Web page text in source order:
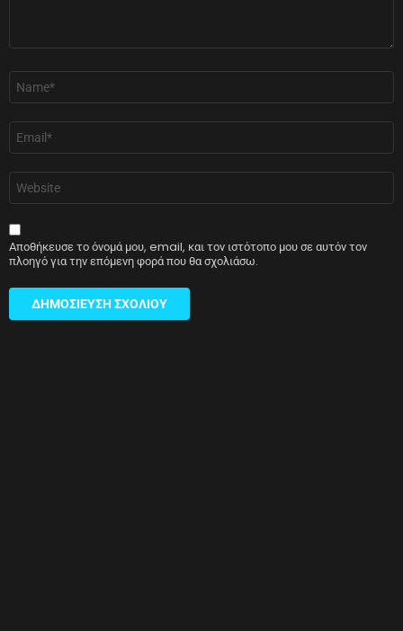
Όνομα
Email
Ιστότοπος
Αποθήκευσε το όνομά μου, email, και τον ιστότοπο μου σε αυτόν τον
πλοηγό για την επόμενη φορά που θα σχολιάσω.